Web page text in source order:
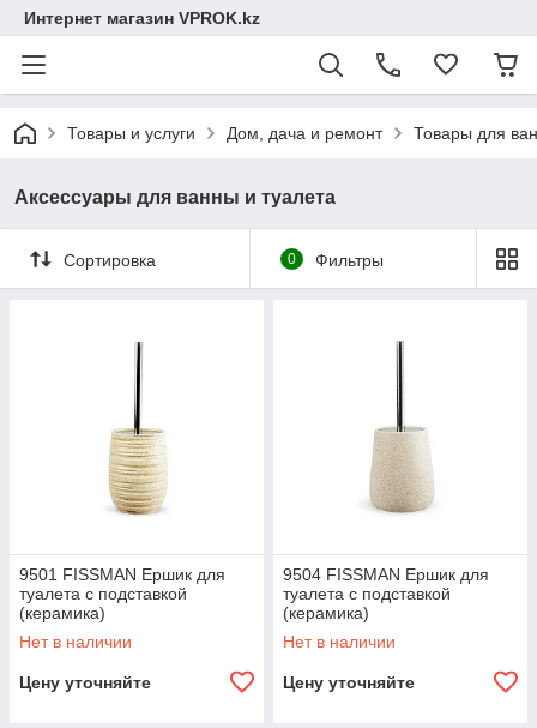
Интернет магазин VPROK.kz
Товары и услуги Дом, дача и ремонт Товары для
Аксессуары для ванны и туалета
Сортировка 0 Фильтры
9501 FISSMAN Ершик для
туалета с подставкой
(керамика)
Нет в наличии
Цену уточняйте
9504 FISSMAN Ершик для
туалета с подставкой
(керамика)
Нет в наличии
Цену уточняйте